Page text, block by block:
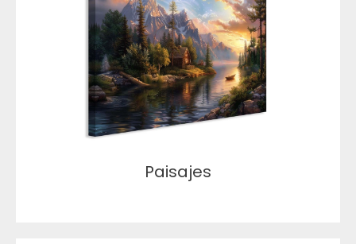
Paisajes